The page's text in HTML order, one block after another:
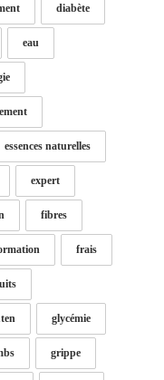
diabète
eau
essences naturelles
expert
fibres
frais
glycémie
grippe